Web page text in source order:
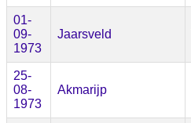
01-
09-
1973
Jaarsveld
25-
08-
1973
Akmarijp